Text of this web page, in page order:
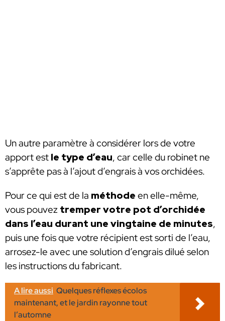
Un autre paramètre à considérer lors de votre
apport est le type d’eau, car celle du robinet ne
s’apprête pas à l’ajout d’engrais à vos orchidées.
Pour ce qui est de la méthode en elle-même,
vous pouvez tremper votre pot d’orchidée
dans l’eau durant une vingtaine de minutes,
puis une fois que votre récipient est sorti de l’eau,
arrosez-le avec une solution d’engrais dilué selon
les instructions du fabricant.
A lire aussi Quelques réflexes écolos
maintenant, et le jardin rayonne tout
l’automne